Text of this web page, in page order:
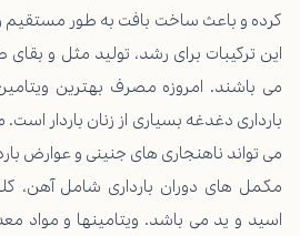
کرده و باعث ساخت بافت به طور
این ترکیبات برای رشد، تولید مثل و
می باشند. امروزه مصرف بهترین
بارداری دغدغه بسیاری از زنان باردار
می تواند ناهنجاری های جنینی و عوارض
مکمل های دوران بارداری شامل آهن،
اسید و ید می باشد. ویتامینها و مواد